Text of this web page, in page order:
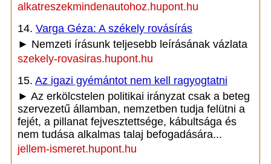
alkatreszekmindenautohoz.hupont.hu
14. Varga Géza: A székely rovásírás
► Nemzeti írásunk teljesebb leírásának vázlata
szekely-rovasiras.hupont.hu
15. Az igazi gyémántot nem kell ragyogtatni
► Az erkölcstelen politikai irányzat csak a beteg
szervezetű államban, nemzetben tudja felütni a
fejét, a pillanat fejvesztettsége, kábultsága és
nem tudása alkalmas talaj befogadására...
jellem-ismeret.hupont.hu